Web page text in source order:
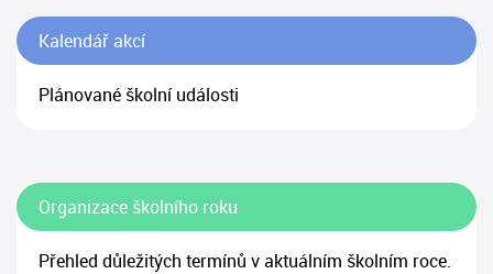
Kalendář akcí
Plánované školní události
Organizace školního roku
Přehled důležitých termínů v aktuálním školním roce.